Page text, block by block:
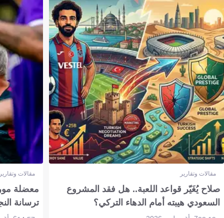
مقالات وتقارير
صلاح يُغَيّر قواعد اللعبة.. هل فقد المشروع
السعودي هيبته أمام الدهاء التركي؟
مقالات
معضلة
ترسانة